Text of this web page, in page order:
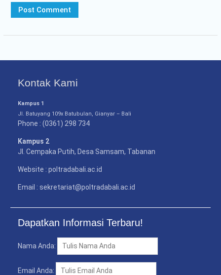
Kontak Kami
Kampus 1
Jl. Batuyang 109x Batubulan, Gianyar – Bali
Phone : (0361) 298 734
Kampus 2
Jl. Cempaka Putih, Desa Samsam, Tabanan
Website : poltradabali.ac.id
Email : sekretariat@poltradabali.ac.id
Dapatkan Informasi Terbaru!
Nama Anda:
Email Anda: